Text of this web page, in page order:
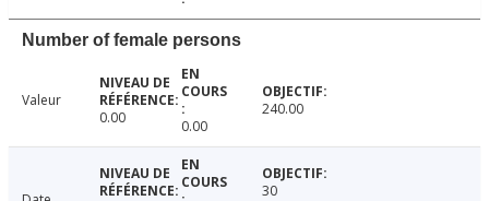
Number of female persons
Valeur
0.00
0.00
240.00
30